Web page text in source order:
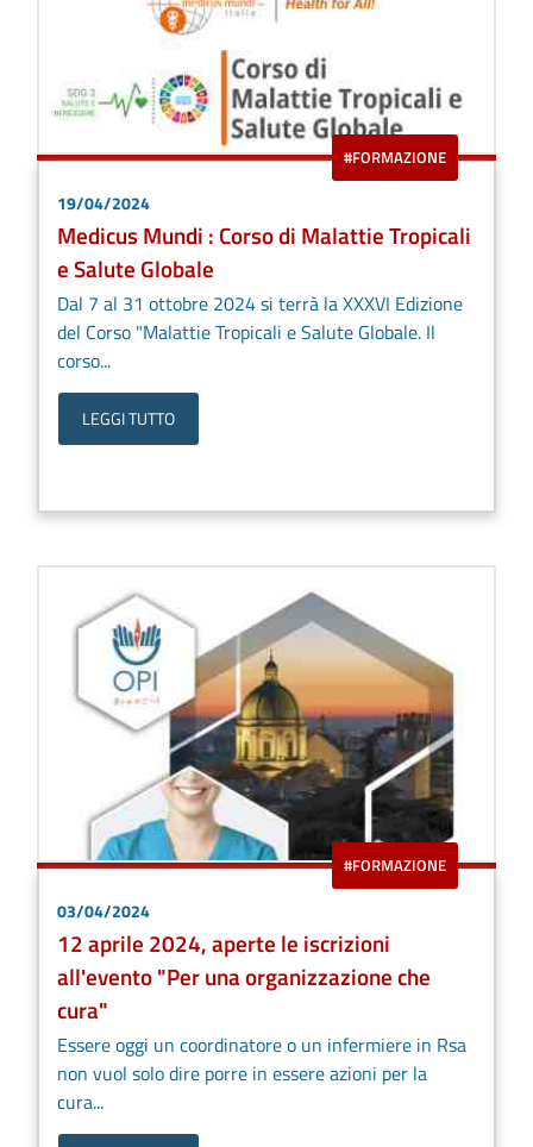
#FORMAZIONE
19/04/2024
Medicus Mundi : Corso di Malattie Tropicali
e Salute Globale
Dal 7 al 31 ottobre 2024 si terrà la XXXVI Edizione
del Corso "Malattie Tropicali e Salute Globale. Il
corso...
LEGGI TUTTO
#FORMAZIONE
03/04/2024
12 aprile 2024, aperte le iscrizioni
all'evento "Per una organizzazione che
cura"
Essere oggi un coordinatore o un infermiere in Rsa
non vuol solo dire porre in essere azioni per la
cura...